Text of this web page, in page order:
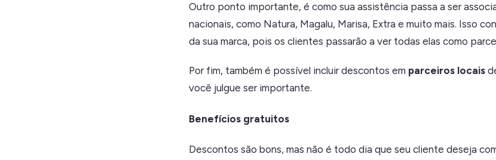
Outro ponto importante, é como sua assistência passa a ser
nacionais, como Natura, Magalu, Marisa, Extra e muito mais. Isso
da sua marca, pois os clientes passarão a ver todas elas como
Por fim, também é possível incluir descontos em parceiros locais
você julgue ser importante.
Benefícios gratuitos
Descontos são bons, mas não é todo dia que seu cliente deseja